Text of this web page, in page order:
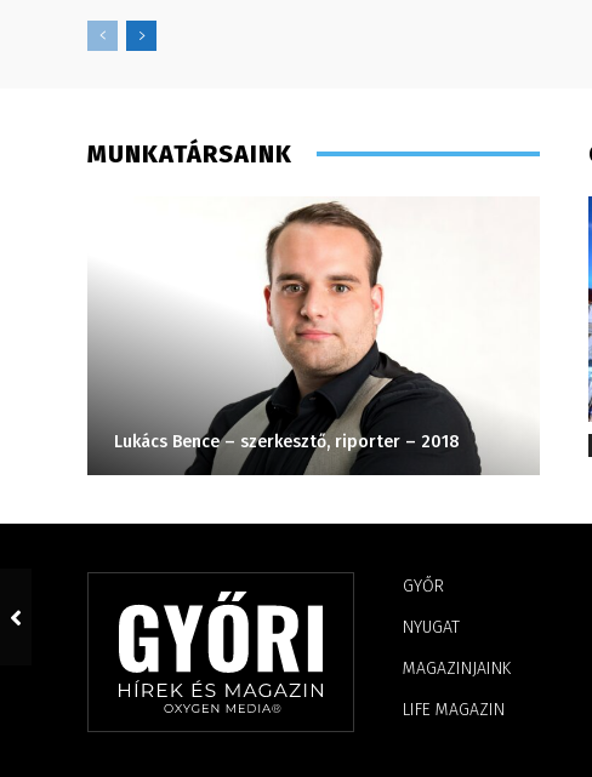
MUNKATÁRSAINK
Lukács Bence – szerkesztő, riporter – 2018
GYŐR
NYUGAT
MAGAZINJAINK
LIFE MAGAZIN